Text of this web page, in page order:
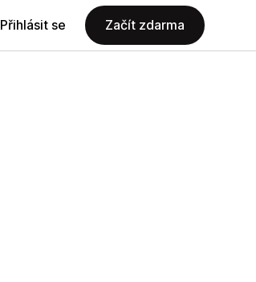
Přihlásit se Začít zdarma